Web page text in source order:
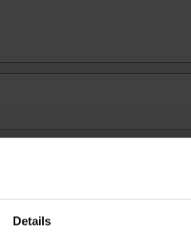
Details